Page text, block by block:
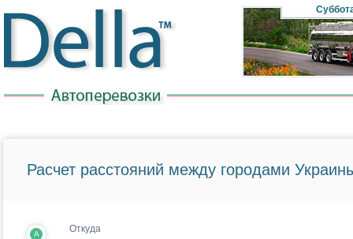
Расчет расстояний между городами
A Откуда